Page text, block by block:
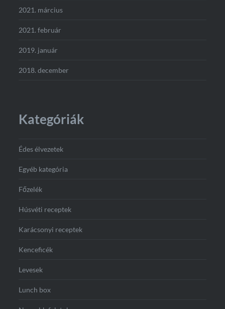
2021. március
2021. február
2019. január
2018. december
Kategóriák
Édes élvezetek
Egyéb kategória
Főzelék
Húsvéti receptek
Karácsonyi receptek
Kenceficék
Levesek
Lunch box